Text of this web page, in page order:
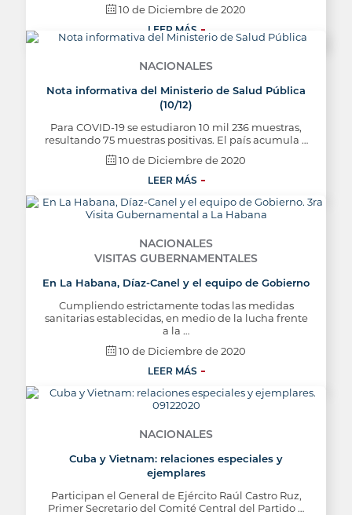
10 de Diciembre de 2020
LEER MÁS
NACIONALES
Nota informativa del Ministerio de Salud Pública
(10/12)
Para COVID-19 se estudiaron 10 mil 236 muestras,
resultando 75 muestras positivas. El país acumula …
10 de Diciembre de 2020
LEER MÁS
NACIONALES
VISITAS GUBERNAMENTALES
En La Habana, Díaz-Canel y el equipo de Gobierno
Cumpliendo estrictamente todas las medidas
sanitarias establecidas, en medio de la lucha frente
a la …
10 de Diciembre de 2020
LEER MÁS
NACIONALES
Cuba y Vietnam: relaciones especiales y
ejemplares
Participan el General de Ejército Raúl Castro Ruz,
Primer Secretario del Comité Central del Partido …